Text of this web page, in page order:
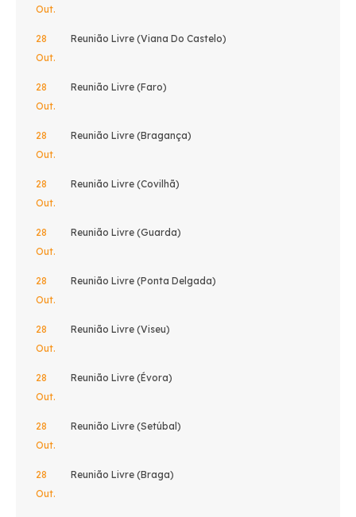
Out.
28
Out.
Reunião Livre (Viana Do Castelo)
28
Out.
Reunião Livre (Faro)
28
Out.
Reunião Livre (Bragança)
28
Out.
Reunião Livre (Covilhã)
28
Out.
Reunião Livre (Guarda)
28
Out.
Reunião Livre (Ponta Delgada)
28
Out.
Reunião Livre (Viseu)
28
Out.
Reunião Livre (Évora)
28
Out.
Reunião Livre (Setúbal)
28
Out.
Reunião Livre (Braga)